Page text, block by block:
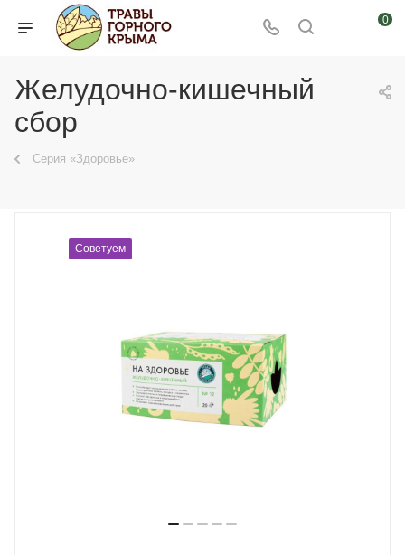
0
Желудочно-кишечный
сбор
Серия «Здоровье»
Советуем